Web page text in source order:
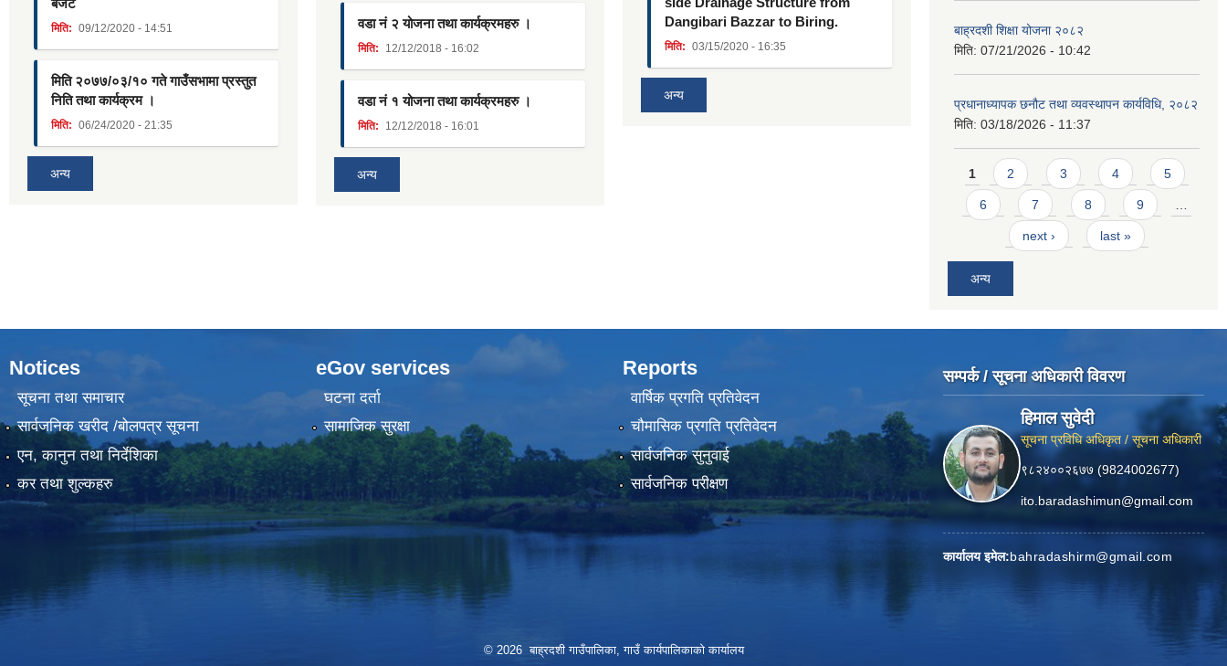
मिति: 09/12/2020 - 14:51
मिति २०७७/०३/१० गते गाउँसभामा प्रस्तुत
निति तथा कार्यक्रम ।
मिति: 06/24/2020 - 21:35
अन्य
वडा नं २ योजना तथा कार्यक्रमहरु ।
मिति: 12/12/2018 - 16:02
वडा नं १ योजना तथा कार्यक्रमहरु ।
मिति: 12/12/2018 - 16:01
अन्य
Dangibari Bazzar to Biring.
मिति: 03/15/2020 - 16:35
अन्य
बाह्रदशी शिक्षा योजना २०८२
मिति: 07/21/2026 - 10:42
प्रधानाध्यापक छनौट तथा व्यवस्थापन कार्यविधि, २०८२
मिति: 03/18/2026 - 11:37
Pages
1 2 3 4 5
6 7 8 9
next › last »
अन्य
Notices
सूचना तथा समाचार
सार्वजनिक खरीद /बोलपत्र सूचना
एन, कानुन तथा निर्देशिका
कर तथा शुल्कहरु
eGov services
घटना दर्ता
सामाजिक सुरक्षा
Reports
वार्षिक प्रगति प्रतिवेदन
चौमासिक प्रगति प्रतिवेदन
सार्वजनिक सुनुवाई
सार्वजनिक परीक्षण
सम्पर्क / सूचना अधिकारी विवरण
हिमाल सुवेदी
सूचना प्रविधि अधिकृत / सूचना अधिकारी
९८२४००२६७७ (9824002677)
ito.baradashimun@gmail.com
कार्यालय इमेल:bahradashirm@gmail.com
© 2026 बाह्रदशी गाउँपालिका, गाउँ कार्यपालिकाको कार्यालय